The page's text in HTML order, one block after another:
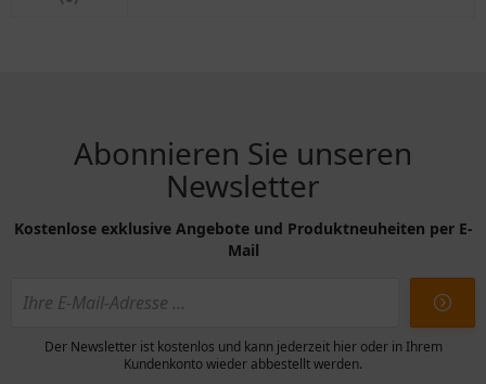
Abonnieren Sie unseren
Newsletter
Kostenlose exklusive Angebote und Produktneuheiten per E-
Mail
Der Newsletter ist kostenlos und kann jederzeit hier oder in Ihrem
Kundenkonto wieder abbestellt werden.